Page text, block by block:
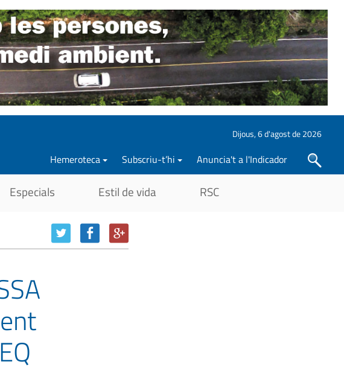
Dijous, 6 d'agost de 2026
Hemeroteca Subscriu-t’hi
Anuncia't a l'Indicador
Cercar
Especials Estil de vida RSC